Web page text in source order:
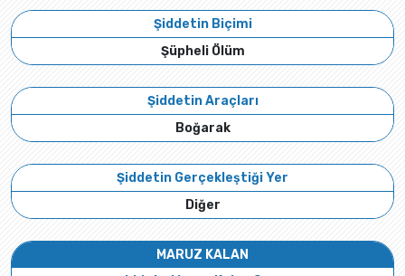
Şiddetin Biçimi
Şüpheli Ölüm
Şiddetin Araçları
Boğarak
Şiddetin Gerçekleştiği Yer
Diğer
MARUZ KALAN